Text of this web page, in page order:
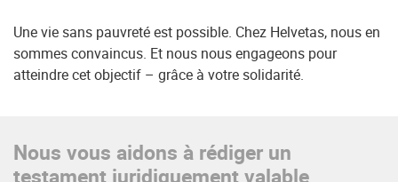
Une vie sans pauvreté est possible. Chez Helvetas, nous en
sommes convaincus. Et nous nous engageons pour
atteindre cet objectif – grâce à votre solidarité.
Nous vous aidons à rédiger un
testament juridiquement valable